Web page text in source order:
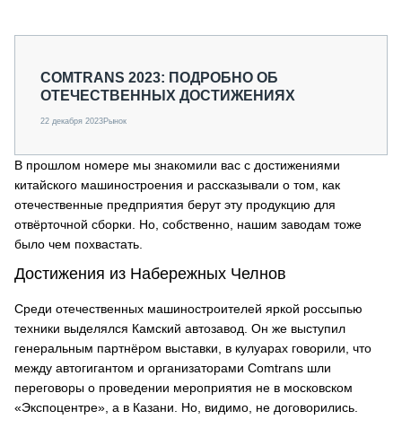
COMTRANS 2023: ПОДРОБНО ОБ
ОТЕЧЕСТВЕННЫХ ДОСТИЖЕНИЯХ
22 декабря 2023Рынок
В прошлом номере мы знакомили вас с достижениями
китайского машиностроения и рассказывали о том, как
отечественные предприятия берут эту продукцию для
отвёрточной сборки. Но, собственно, нашим заводам тоже
было чем похвастать.
Достижения из Набережных Челнов
Среди отечественных машиностроителей яркой россыпью
техники выделялся Камский автозавод. Он же выступил
генеральным партнёром выставки, в кулуарах говорили, что
между автогигантом и организаторами Comtrans шли
переговоры о проведении мероприятия не в московском
«Экспоцентре», а в Казани. Но, видимо, не договорились.